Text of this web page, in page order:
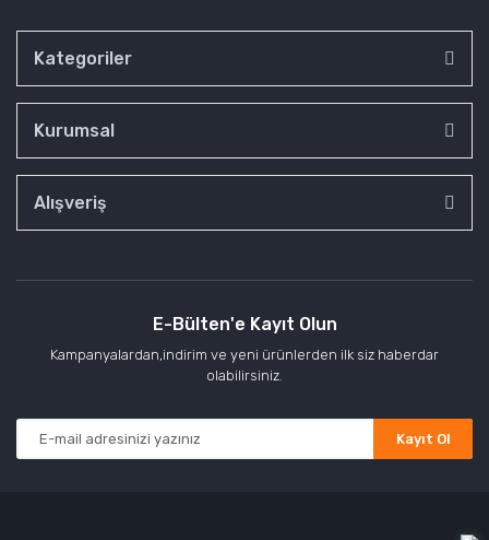
Kategoriler
Kurumsal
Alışveriş
E-Bülten'e Kayıt Olun
Kampanyalardan,indirim ve yeni ürünlerden ilk siz haberdar
olabilirsiniz.
Kayıt Ol